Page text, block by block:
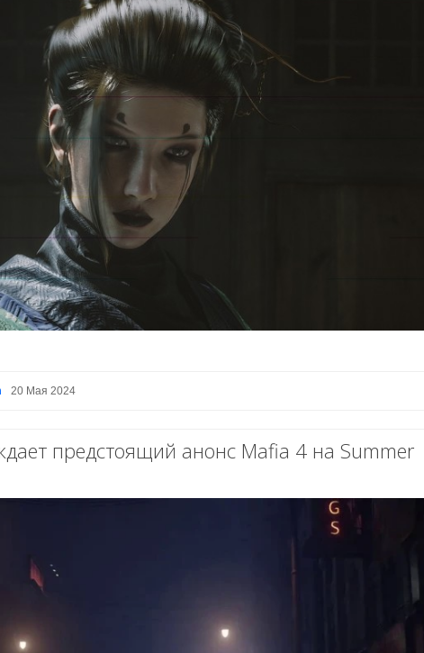
20 Мая 2024
предстоящий анонс Mafia 4 на Summer